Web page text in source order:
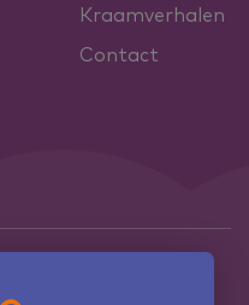
Kraamverhalen
Contact